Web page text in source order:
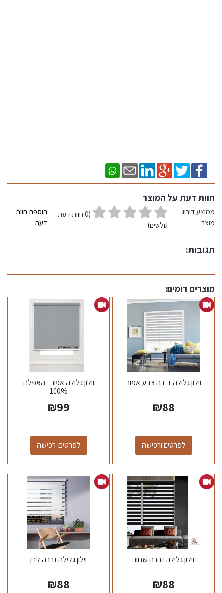
חוות דעת על המוצר
ממוצע דירוג
מוצר
(0 חוות דעת
גולשים)
הוספת חוות
דעת
תגובות:
מוצרים דומים:
וילון גלילה זברה צבע אפור
₪88
לפרטים ורכישה
וילון גלילה אפור - האפלה
100%
₪99
לפרטים ורכישה
וילון גלילה זברה שחור
₪88
וילון גלילה זברה לבן
₪88